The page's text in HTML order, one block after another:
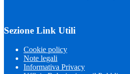
Sezione Link Utili
Cookie policy
Note legali
Informativa Privacy